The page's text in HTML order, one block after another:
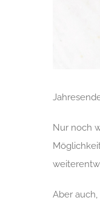
Nur noch
Aber